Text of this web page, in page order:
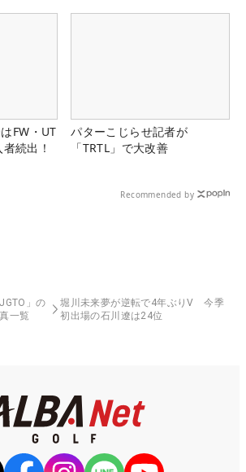
FW・UT
続出！
パターこじらせ記者が
「TRTL」で大改善
Recommended by
JGTO」の
一覧
堀川未来夢が逆転で4年ぶりV 今季
初出場の石川遼は24位